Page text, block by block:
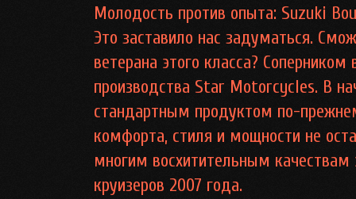
Молодость против опыта: Suzuki
Это заставило нас задуматься.
ветерана этого класса?
производства Star Motorcycles. В
стандартным продуктом по-
комфорта, стиля и мощности не
многим восхитительным
круизеров 2007 года.